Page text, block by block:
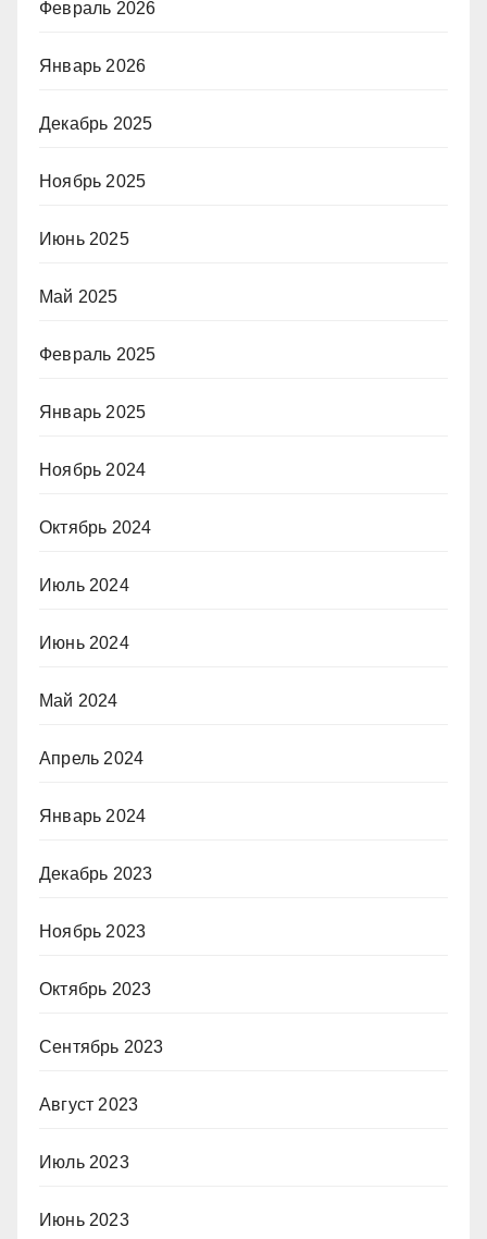
Февраль 2026
Январь 2026
Декабрь 2025
Ноябрь 2025
Июнь 2025
Май 2025
Февраль 2025
Январь 2025
Ноябрь 2024
Октябрь 2024
Июль 2024
Июнь 2024
Май 2024
Апрель 2024
Январь 2024
Декабрь 2023
Ноябрь 2023
Октябрь 2023
Сентябрь 2023
Август 2023
Июль 2023
Июнь 2023